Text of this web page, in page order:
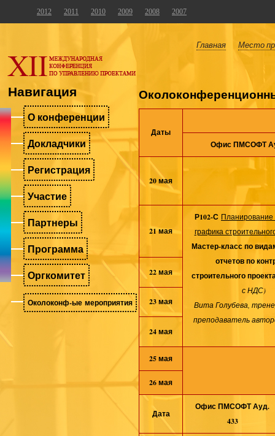
2012 2011 2010 2009 2008 2007
Главная Место
Навигация
О конференции
Докладчики
Регистрация
Участие
Партнеры
Программа
Оргкомитет
Околоконф-ые мероприятия
Даты
Офис ПМСОФТ
20 мая
21 мая
Р102-С Планирование
графика
Мастер-класс по
отчетов по
строительного
с НДС)
Вита Голубева,
преподаватель
22 мая
23 мая
24 мая
25 мая
26 мая
Дата
Офис ПМСОФТАуд.
433